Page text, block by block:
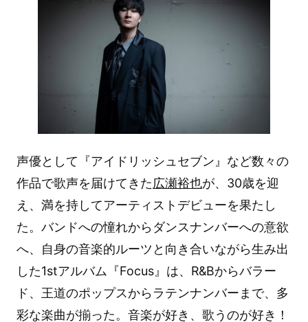
声優として『アイドリッシュセブン』など数々の
作品で歌声を届けてきた広瀬裕也が、30歳を迎
え、満を持してアーティストデビューを果たし
た。バンドへの憧れからダンスナンバーへの意欲
へ、自身の音楽的ルーツと向き合いながら生み出
した1stアルバム『Focus』は、R&Bからバラー
ド、王道のポップスからラテンナンバーまで、多
彩な楽曲が揃った。音楽が好き、歌うのが好き！